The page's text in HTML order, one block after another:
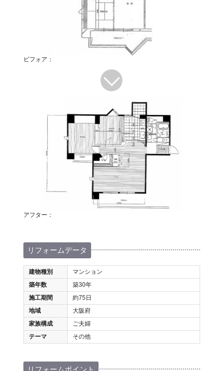
ビフォア：
アフター：
リフォームデータ
建物種別
マンション
築年数
築30年
施工期間
約75日
地域
大阪府
家族構成
ご夫婦
テーマ
その他
リフォームポイント